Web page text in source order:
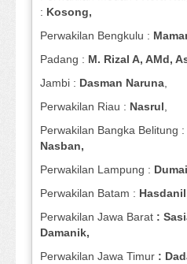
: Kosong,
Perwakilan Bengkulu :
Padang : M. Rizal A, AMd,
Jambi : Dasman Naruna,
Perwakilan Riau : Nasrul,
Perwakilan Bangka Belitung :
Nasban,
Perwakilan Lampung :
Perwakilan Batam :
Perwakilan Jawa Barat :
Damanik,
Perwakilan Jawa Timur :